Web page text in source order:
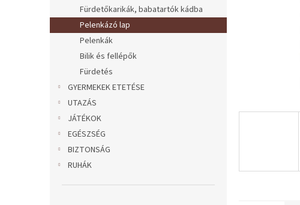
Fürdetőkarikák, babatartók kádba
Pelenkázó lap
Pelenkák
Bilik és fellépők
Fürdetés
GYERMEKEK ETETÉSE
UTAZÁS
JÁTÉKOK
EGÉSZSÉG
BIZTONSÁG
RUHÁK